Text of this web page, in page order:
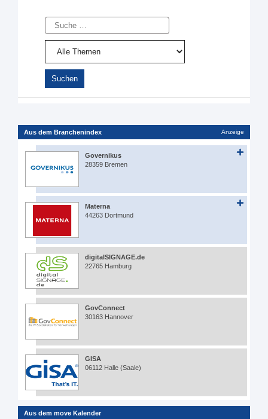
Suche
Aus dem Branchenindex Anzeige
Governikus
28359 Bremen
Materna
44263 Dortmund
digitalSIGNAGE.de
22765 Hamburg
GovConnect
30163 Hannover
GISA
06112 Halle (Saale)
Aus dem move Kalender